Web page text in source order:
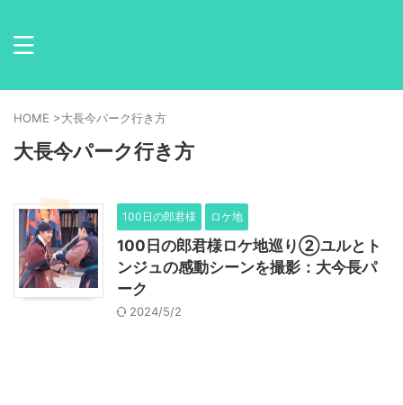
HOME >大長今パーク行き方
大長今パーク行き方
100日の郎君様 ロケ地
100日の郎君様ロケ地巡り②ユルとト
ンジュの感動シーンを撮影：大今長パ
ーク
2024/5/2